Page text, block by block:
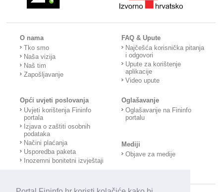
O nama
Tko smo
Naša vizija
Naš tim
Zapošljavanje
FAQ & Upute
Najčešća korisnička pitanja
i odgovori
Upute za korištenje
aplikacije
Video upute
Opći uvjeti poslovanja
Uvjeti korištenja Fininfo
portala
Izjava o zaštiti osobnih
podataka
Načini plaćanja
Usporedba paketa
Inozemni bonitetni izvještaji
Oglašavanje
Oglašavanje na Fininfo
portalu
Mediji
Objave za medije